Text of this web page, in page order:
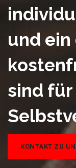
und
sind
KONTAKT ZU